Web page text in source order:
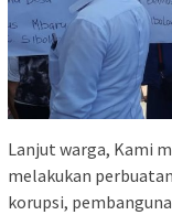
Lanjut warga, Kami
melakukan
korupsi,